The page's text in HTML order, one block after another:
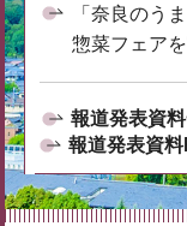
「奈良のう
惣菜フェア
報道発表資
報道発表資